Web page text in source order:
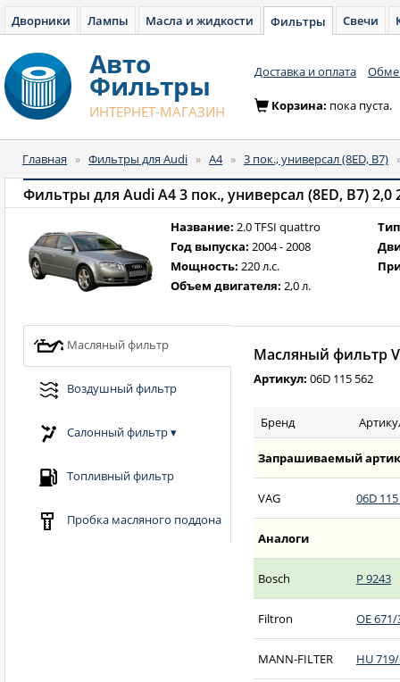
Дворники Лампы Масла и жидкости Фильтры Свечи
Авто
Фильтры
ИНТЕРНЕТ-МАГАЗИН
Доставка и оплата
Корзина: пока пуста.
Главная » Фильтры для Audi » A4 » 3 пок., универсал (8ED, B7)
Фильтры для Audi A4 3 пок., универсал (8ED, B7) 2,0
Название: 2.0 TFSI quattro
Год выпуска: 2004 - 2008
Мощность: 220 л.с.
Объем двигателя: 2,0 л.
Масляный фильтр
Воздушный фильтр
Салонный фильтр▾
Топливный фильтр
Пробка масляного поддона
Масляный фильтр
Артикул: 06D 115 562
Бренд
Запрашиваемый
VAG 06D
Аналоги
Bosch P 9243
Filtron OE 671/
MANN-FILTER HU